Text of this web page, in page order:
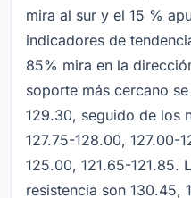
mira al sur y el 15 %
indicadores de
85% mira en la
soporte más cercano
129.30, seguido de los
127.75-128.00, 127.00-
125.00, 121.65-121.85.
resistencia son 130.45,